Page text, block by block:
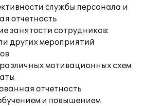
службы персонала и
отчетность
занятости сотрудников:
других мероприятий
мотивационных схем
отчетность
и повышением